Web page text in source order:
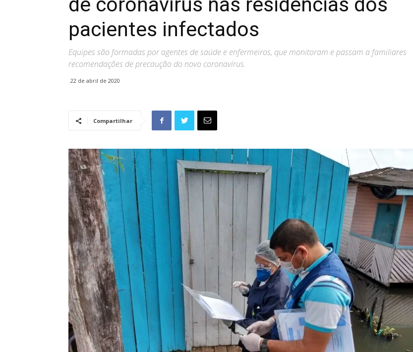
pacientes infectados
Equipes são formadas por agentes de saúde e enfermeiros, que monitoram e passam a familiares
recomendações de precaução do novo coronavírus.
22 de abril de 2020
Compartilhar